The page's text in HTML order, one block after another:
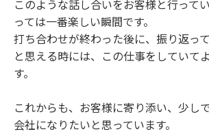
このような話し合いをお客様と行って
っては一番楽しい瞬間です。
打ち合わせが終わった後に、振り返っ
と思える時には、この仕事をしていて
す。
これからも、お客様に寄り添い、少し
会社になりたいと思っています。